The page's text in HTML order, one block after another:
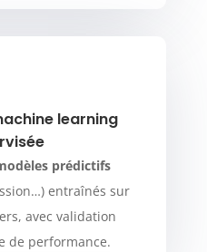
learning
prédictifs
entraînés sur
avec validation
de performance.